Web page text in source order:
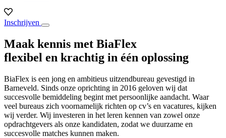
Inschrijven
Maak kennis met BiaFlex
flexibel en krachtig in één oplossing
BiaFlex is een jong en ambitieus uitzendbureau gevestigd in
Barneveld. Sinds onze oprichting in 2016 geloven wij dat
succesvolle bemiddeling begint met persoonlijke aandacht. Waar
veel bureaus zich voornamelijk richten op cv’s en vacatures, kijken
wij verder. Wij investeren in het leren kennen van zowel onze
opdrachtgevers als onze kandidaten, zodat we duurzame en
succesvolle matches kunnen maken.